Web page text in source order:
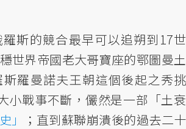
斯的競合最早可以追朔到17世
世界帝國老大哥寶座的鄂圖曼土
羅曼諾夫王朝這個後起之秀挑
小戰事不斷，儼然是一部「土衰
」
；直到蘇聯崩潰後的過去二十